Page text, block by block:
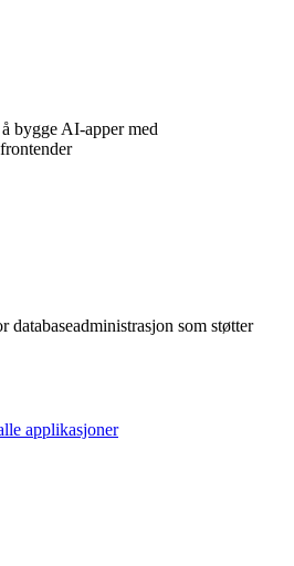
bygge AI-apper med
databaseadministrasjon som støtter
applikasjoner